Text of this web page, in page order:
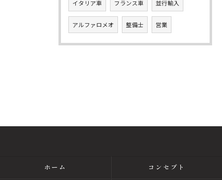
イタリア車 フランス車 並行輸入
アルファロメオ 整備士 営業
ホーム コンセプト